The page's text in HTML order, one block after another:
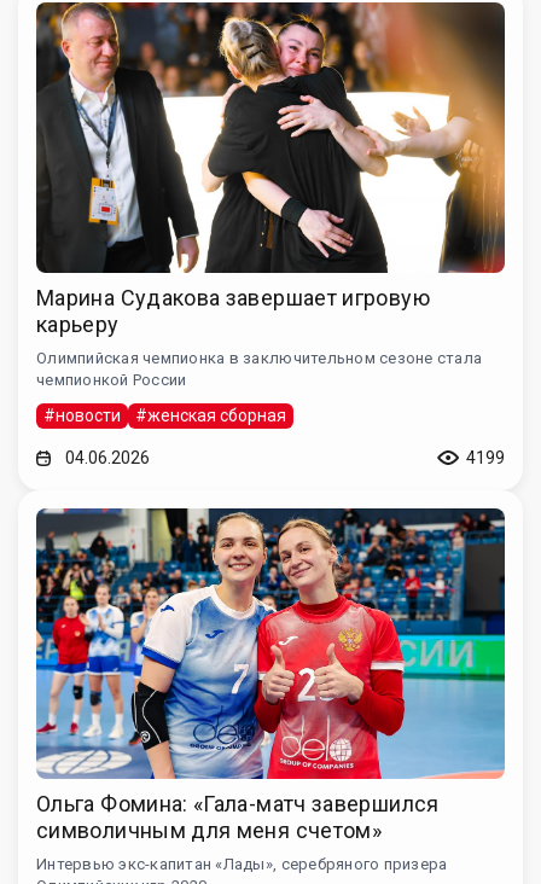
Марина Судакова завершает игровую
карьеру
Олимпийская чемпионка в заключительном сезоне стала
чемпионкой России
#новости #женская сборная
04.06.2026 4199
Ольга Фомина: «Гала-матч завершился
символичным для меня счетом»
Интервью экс-капитан «Лады», серебряного призера